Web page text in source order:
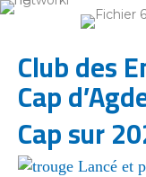
Clubdes
Cap
Cap sur
Lancé et